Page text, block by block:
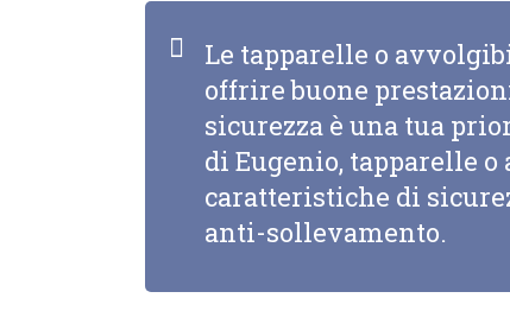
Le tapparelle o
offrire buone
sicurezza è una tua
di Eugenio, tapparelle
caratteristiche di
anti-sollevamento.